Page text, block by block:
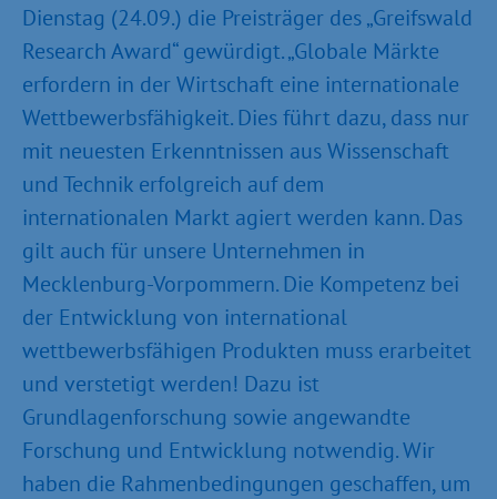
Dienstag (24.09.) die Preisträger des „Greifswald
Research Award“ gewürdigt. „Globale Märkte
erfordern in der Wirtschaft eine internationale
Wettbewerbsfähigkeit. Dies führt dazu, dass nur
mit neuesten Erkenntnissen aus Wissenschaft
und Technik erfolgreich auf dem
internationalen Markt agiert werden kann. Das
gilt auch für unsere Unternehmen in
Mecklenburg-Vorpommern. Die Kompetenz bei
der Entwicklung von international
wettbewerbsfähigen Produkten muss erarbeitet
und verstetigt werden! Dazu ist
Grundlagenforschung sowie angewandte
Forschung und Entwicklung notwendig. Wir
haben die Rahmenbedingungen geschaffen, um